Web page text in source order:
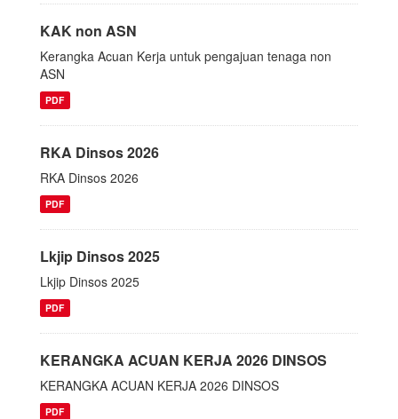
KAK non ASN
Kerangka Acuan Kerja untuk pengajuan tenaga non
ASN
PDF
RKA Dinsos 2026
RKA Dinsos 2026
PDF
Lkjip Dinsos 2025
Lkjip Dinsos 2025
PDF
KERANGKA ACUAN KERJA 2026 DINSOS
KERANGKA ACUAN KERJA 2026 DINSOS
PDF